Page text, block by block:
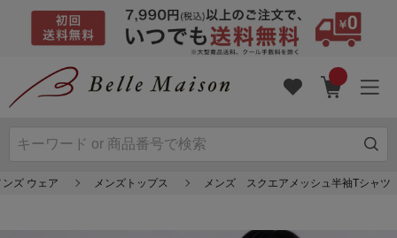
ンズ ウェア メンズトップス メンズ スクエアメッシュ半袖Tシャツ